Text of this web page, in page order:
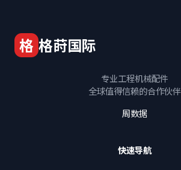
格 格莳国际
专业工程机械配件
全球值得信赖的合作伙伴
周数据
快速导航